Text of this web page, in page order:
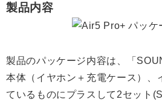
製品内容
製品のパッケージ内容は、「
本体（イヤホン＋充電ケース）、
ているものにプラスして2セット